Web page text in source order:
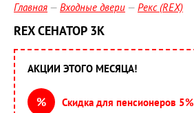
Главная Входные двери Рекс (REX)
REX СЕНАТОР 3К
АКЦИИ ЭТОГО МЕСЯЦА!
%
Скидка для пенсионеров 5%